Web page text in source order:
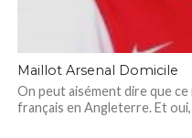
Maillot Arsenal Domicile
On peut aisément dire que
français en Angleterre. Et